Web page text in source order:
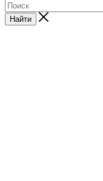
Найти